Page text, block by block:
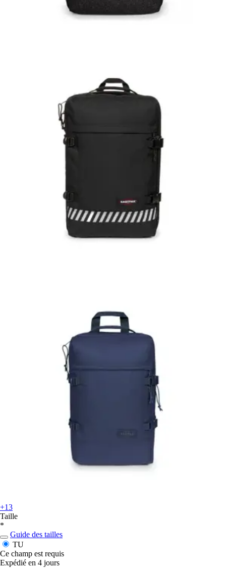
+13
Taille
*
Guide des tailles
TU
Ce champ est requis
Expédié en 4 jours